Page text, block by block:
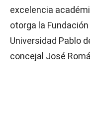
excelencia
otorga la
Universidad Pablo
concejal José